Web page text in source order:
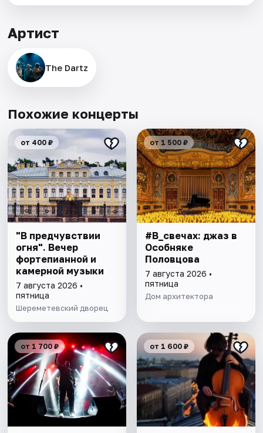
Артист
The Dartz
Похожие концерты
от 400 ₽
"В предчувствии
огня". Вечер
фортепианной и
камерной музыки
7 августа 2026 •
пятница
Шереметевский дворец
от 1 500 ₽
#В_свечах: джаз в
Особняке
Половцова
7 августа 2026 •
пятница
Дом архитектора
от 1 700 ₽ от 1 600 ₽